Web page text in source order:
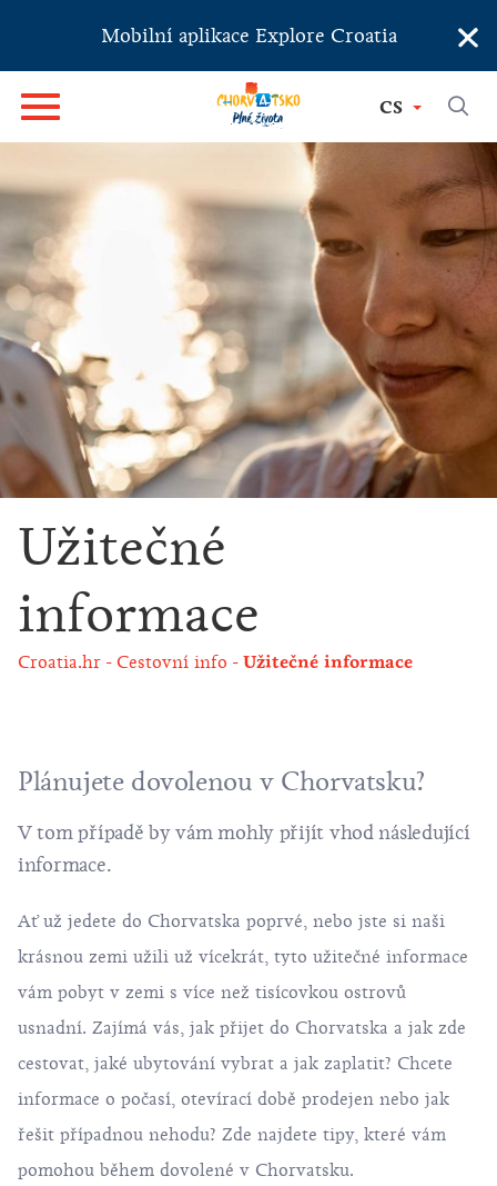
Mobilní aplikace Explore Croatia ×
CS
Užitečné
informace
Croatia.hr Cestovní info Užitečné informace
Plánujete dovolenou v Chorvatsku?
V tom případě by vám mohly přijít vhod následující
informace.
Ať už jedete do Chorvatska poprvé, nebo jste si naši
krásnou zemi užili už vícekrát, tyto užitečné informace
vám pobyt v zemi s více než tisícovkou ostrovů
usnadní. Zajímá vás, jak přijet do Chorvatska a jak zde
cestovat, jaké ubytování vybrat a jak zaplatit? Chcete
informace o počasí, otevírací době prodejen nebo jak
řešit případnou nehodu? Zde najdete tipy, které vám
pomohou během dovolené v Chorvatsku.